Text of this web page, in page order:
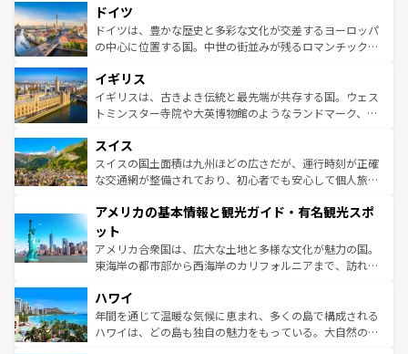
せる。地方によって風土や気候が異なるスペインはその個
性で訪れる人を魅了する。 なお、新着のスペイン情報は コ
ンテンツ一覧を参照してほしい。
で、幅広い魅力が詰まっている。華麗な宮殿、歴史的な大
聖堂、美しいビーチ、そして豊かな自然が、訪れる者を心
から魅了する。また、フランスは美食の国としても知ら
いる。シャンパンの発祥地であるランス、プロヴァンスの
香り高いラベンダー畑など、多彩な楽しみ方が可能だ。さ
らに、パリ以外の地域にも魅力が溢れており、どの街角に
れる地方に足を運ぶとそれぞれで全く異なる文化を体験で
きるだろう。 なお、新着のフランス情報はコンテンツ一覧
を参照してほしい。
ドイツ
ドイツは、豊かな歴史と多彩な文化が交差するヨーロッパ
の中心に位置する国。中世の街並みが残るロマンチック街
顔を持つこの国は、どこを歩いても飽きることがない。ベ
ルリンの文化的活気、バイエルン州のアルプスの絶景、そ
してライン川沿いのワイン畑といった風景は必見。ビール
は、お酒好きな人にはぜひ体験してほしい。 なお、新着の
ドイツ情報はコンテンツ一覧を参照してほしい。
イギリス
イギリスは、古きよき伝統と最先端が共存する国。ウェス
トミンスター寺院や大英博物館のようなランドマーク、歴
リアごとに異なる魅力がある。また、優雅なアフタヌーン
ティー、ビール好きにはたまらない英国パブ、サッカー観
戦など、本場だからこそできる体験も豊富。イギリスを旅
ンツ一覧を参照してほしい。
スイス
スイスの国土面積は九州ほどの広さだが、運行時刻が正確
な交通網が整備されており、初心者でも安心して個人旅行
の建物がそのまま残る町や、スイスならではのユニークな
博物館もあり、アルプス観光だけでなく町歩きも満喫する
ことができる。国民の所得が高いため物価も高いが、旅行
者向けの交通パス提供のサービスもあり、うまく活用すれ
着のスイス情報は
アメリカの基本情報と観光ガイド・有名観光スポ
ット
アメリカ合衆国は、広大な土地と多様な文化が魅力の国。
東海岸の都市部から西海岸のカリフォルニアまで、訪れる
のような巨大都市は、観光、ショッピング、エンターテイ
ンメントが詰まった刺激的なスポットだ。一方、アメリカ
西部には大自然が広がり、グランドキャニオンやイエロー
ハワイ
年間を通じて温暖な気候に恵まれ、多くの島で構成される
ハワイは、どの島も独自の魅力をもっている。大自然の神